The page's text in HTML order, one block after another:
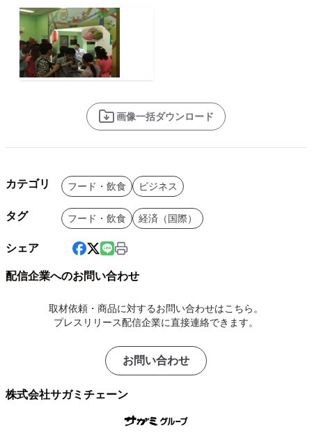
画像一括ダウンロード
カテゴリ フード・飲食 ビジネス
タグ フード・飲食 経済（国際）
シェア
配信企業へのお問い合わせ
取材依頼・商品に対するお問い合わせはこちら。
プレスリリース配信企業に直接連絡できます。
お問い合わせ
株式会社サガミチェーン